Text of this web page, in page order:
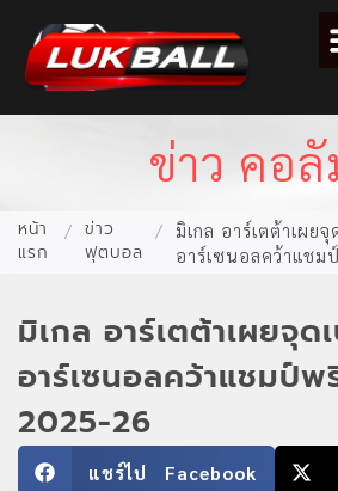
ข่าว คอ
หน้า
แรก
/ ข่าว
ฟุตบอล
/
มิเกล อาร์เตต้าเผย
อาร์เซนอลคว้าแชม
มิเกล อาร์เตต้าเผยจุด
อาร์เซนอลคว้าแชมป์พ
2025-26
แชร์ไป Facebook